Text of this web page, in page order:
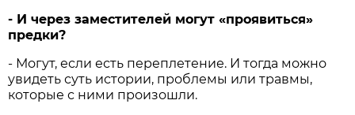
- И через заместителей могут «проявиться»
предки?
- Могут, если есть переплетение. И тогда можно
увидеть суть истории, проблемы или травмы,
которые с ними произошли.